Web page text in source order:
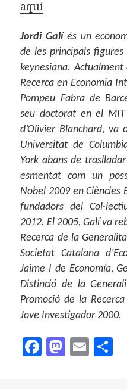
aquí
Jordi Galíés un
de les principals
keynesiana.
Recerca en Economia
Pompeu Fabra de
seu doctorat en el
d’Olivier Blanchard, va
Universitat de
York abans de
esmentat com un
Nobel 2009 en Ciències
fundadors del
2012. El 2005, Galí va
Recerca de la
Societat Catalana
Jaime I de Economía,
Distinció de la
Promoció de la
Jove Investigador 2000.
F M E